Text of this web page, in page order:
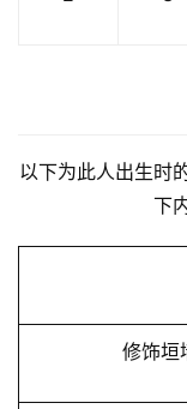
以下为此人出生时
下
修饰垣